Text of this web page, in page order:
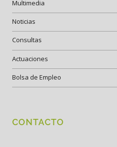
Multimedia
Noticias
Consultas
Actuaciones
Bolsa de Empleo
CONTACTO